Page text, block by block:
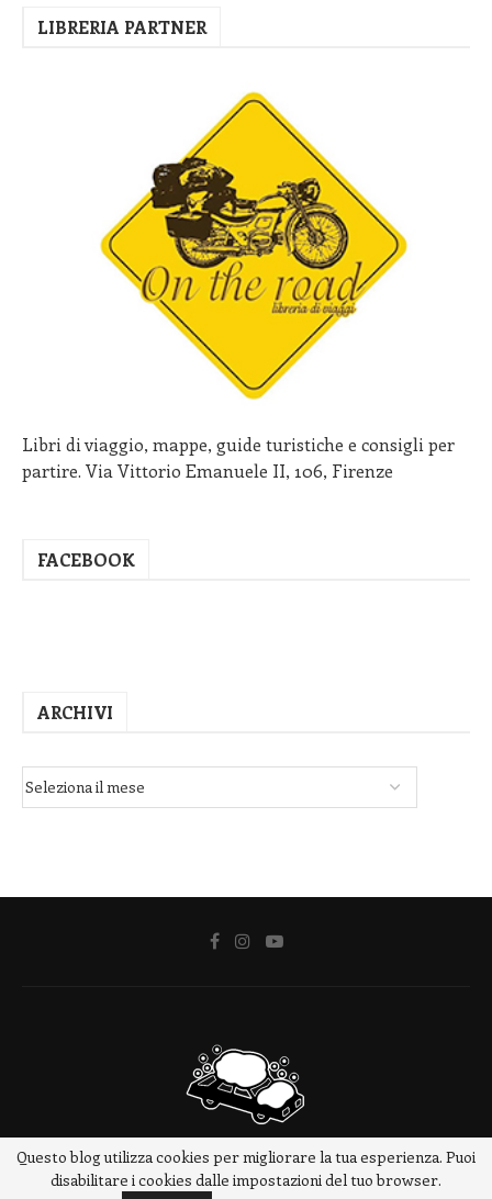
LIBRERIA PARTNER
Libri di viaggio, mappe, guide turistiche e consigli per
partire. Via Vittorio Emanuele II, 106, Firenze
FACEBOOK
ARCHIVI
@2018 - www.meteotrip.it
Questo blog utilizza cookies per migliorare la tua esperienza. Puoi
disabilitare i cookies dalle impostazioni del tuo browser.